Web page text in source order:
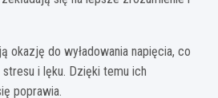
okazję do wyładowania napięcia, co
i lęku. Dzięki temu ich
poprawia.